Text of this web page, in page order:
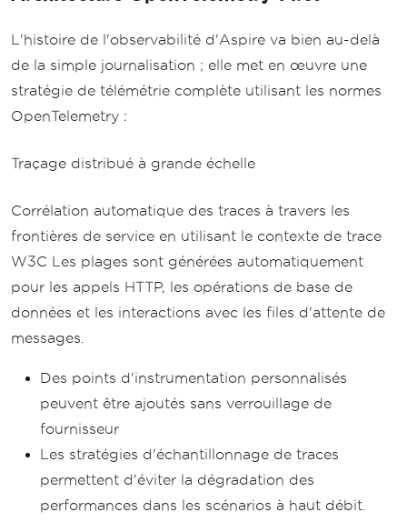
L'histoire de l'observabilité d'Aspire va bien au-delà
de la simple journalisation ; elle met en œuvre une
stratégie de télémétrie complète utilisant les normes
OpenTelemetry :
Traçage distribué à grande échelle
Corrélation automatique des traces à travers les
frontières de service en utilisant le contexte de trace
W3C Les plages sont générées automatiquement
pour les appels HTTP, les opérations de base de
données et les interactions avec les files d'attente de
messages.
Des points d'instrumentation personnalisés
peuvent être ajoutés sans verrouillage de
fournisseur
Les stratégies d'échantillonnage de traces
permettent d'éviter la dégradation des
performances dans les scénarios à haut débit.